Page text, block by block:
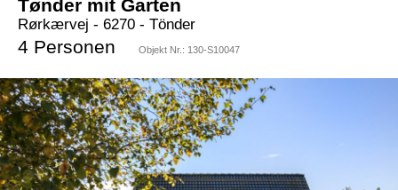
Tønder mit Garten
Rørkærvej - 6270 - Tönder
4 Personen Objekt Nr.: 130-S10047